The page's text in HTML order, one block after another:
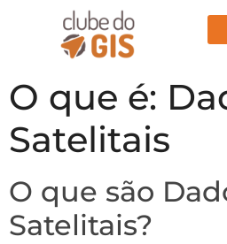
O que é:
Satelitais
O que são
Satelitais?